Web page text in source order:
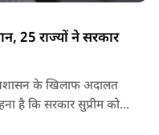
25 राज्यों ने सरकार
के खिलाफ अदालत
है कि सरकार सुप्रीम कोर्ट